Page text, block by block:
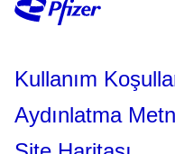
Kullanım
Aydınlatma